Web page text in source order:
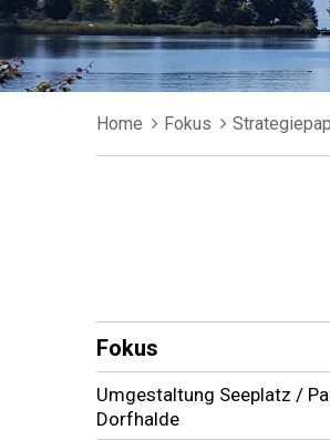
Breadcrumb
Home Fokus
Subnavigation
Fokus
Umgestaltung Seeplatz /
Dorfhalde